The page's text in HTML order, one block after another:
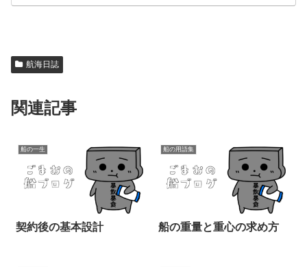
航海日誌
関連記事
船の一生
契約後の基本設計
船の用語集
船の重量と重心の求め方